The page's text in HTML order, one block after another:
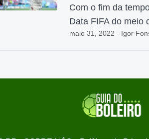
Com o fim da
Data FIFA do meio
maio 31, 2022 - Igor